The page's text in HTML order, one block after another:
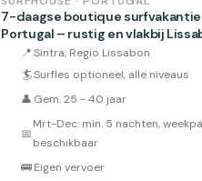
7-daagse boutique surfvakantie
Portugal – rustig en vlakbij
📍 Sintra, Regio Lissabon
🏄Surfles optioneel, alle niveaus
👤 Gem. 25 - 40 jaar
📅
Mrt-Dec: min. 5 nachten,
beschikbaar
🚌Eigen vervoer